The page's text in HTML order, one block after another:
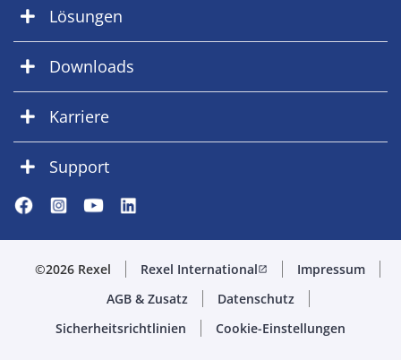
Lösungen
Downloads
Karriere
Support
©2026 Rexel Rexel Internationalopen_in_new
Impressum
AGB & Zusatz
Datenschutz
Sicherheitsrichtlinien
Cookie-Einstellungen